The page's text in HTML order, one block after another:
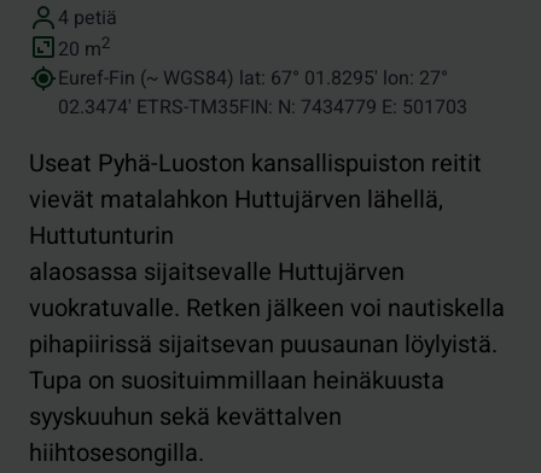
Vuodepaikat
4 petiä
Pinta-ala (neliömetreinä)
20 m2
Koordinaatit
Euref-Fin (~ WGS84) lat: 67° 01.8295' lon: 27°
02.3474' ETRS-TM35FIN: N: 7434779 E: 501703
Useat Pyhä-Luoston kansallispuiston reitit
vievät matalahkon Huttujärven lähellä,
Huttutunturin
alaosassa sijaitsevalle Huttujärven
vuokratuvalle. Retken jälkeen voi nautiskella
pihapiirissä sijaitsevan puusaunan löylyistä.
Tupa on suosituimmillaan heinäkuusta
syyskuuhun sekä kevättalven
hiihtosesongilla.